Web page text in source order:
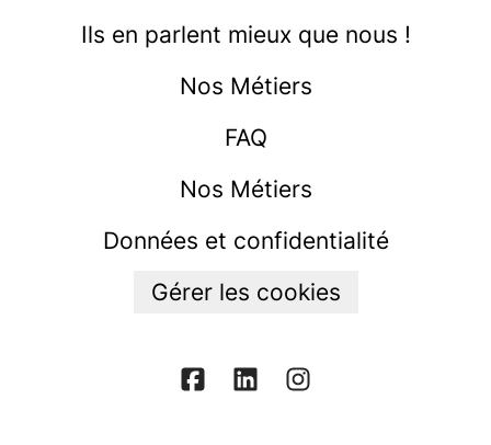
Ils en parlent mieux que nous !
Nos Métiers
FAQ
Nos Métiers
Données et confidentialité
Gérer les cookies